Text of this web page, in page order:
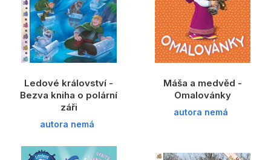
Ledové království -
Bezva kniha o polární
záři
autora nemá
Máša a medvěd -
Omalovánky
autora nemá